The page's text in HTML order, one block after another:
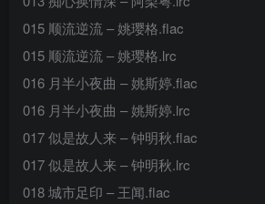
015 顺流逆流 – 姚璎格.flac
015 顺流逆流 – 姚璎格.lrc
016 月半小夜曲 – 姚斯婷.flac
016 月半小夜曲 – 姚斯婷.lrc
017 似是故人来 – 钟明秋.flac
017 似是故人来 – 钟明秋.lrc
018 城市足印 – 王闻.flac